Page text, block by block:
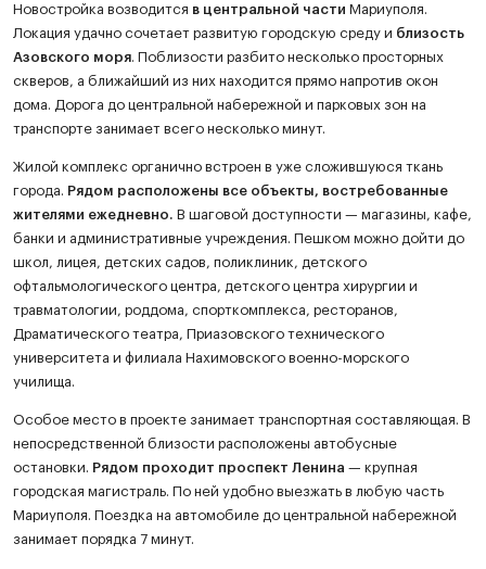
Новостройка возводится в центральной части Мариуполя.
Локация удачно сочетает развитую городскую среду и близость
Азовского моря . Поблизости разбито несколько просторных
скверов, а ближайший из них находится прямо напротив окон
дома. Дорога до центральной набережной и парковых зон на
транспорте занимает всего несколько минут.
Жилой комплекс органично встроен в уже сложившуюся ткань
города. Рядом расположены все объекты, востребованные
жителями ежедневно.
В шаговой доступности — магазины, кафе,
банки и административные учреждения. Пешком можно дойти до
школ, лицея, детских садов, поликлиник, детского
офтальмологического центра, детского центра хирургии и
травматологии, роддома, спорткомплекса, ресторанов,
Драматического театра, Приазовского технического
университета и филиала Нахимовского военно-морского
училища.
Особое место в проекте занимает транспортная составляющая. В
непосредственной близости расположены автобусные
остановки. Рядом проходит проспект Ленина — крупная
городская магистраль. По ней удобно выезжать в любую часть
Мариуполя. Поездка на автомобиле до центральной набережной
занимает порядка 7 минут.